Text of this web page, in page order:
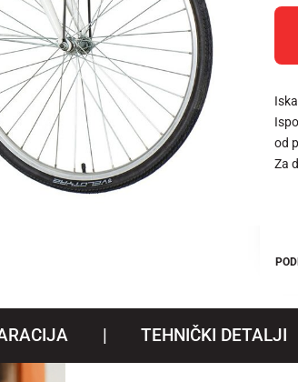
od
Za
TEHNIČKI DETALJI